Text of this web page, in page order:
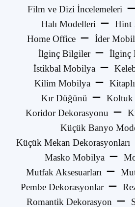
Film ve Dizi İncelemeleri
Halı Modelleri
Hint
Home Office
İder
İlginç Bilgiler
İlginç
İstikbal Mobilya
Kilim Mobilya
Kır Düğünü
Koltuk
Koridor Dekorasyonu
Küçük Banyo
Küçük Mekan Dekorasyonları
Masko Mobilya
Mutfak Aksesuarları
Pembe Dekorasyonlar
Romantik Dekorasyon